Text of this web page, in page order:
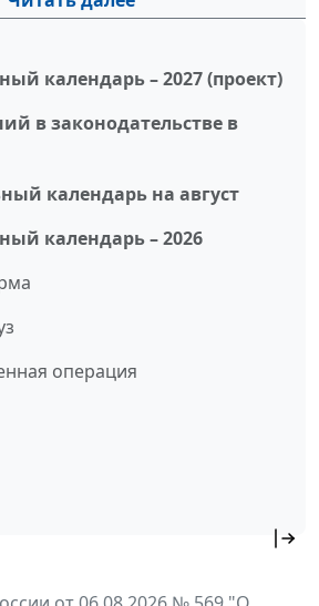
календарь – 2027 (проект)
в законодательстве в
календарь на август
календарь – 2026
операция